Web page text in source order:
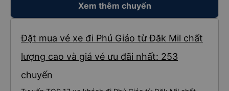
Xem thêm chuyến
Đặt mua vé xe đi Phú Giáo từ Đăk Mil chất
lượng cao và giá vé ưu đãi nhất: 253
chuyến